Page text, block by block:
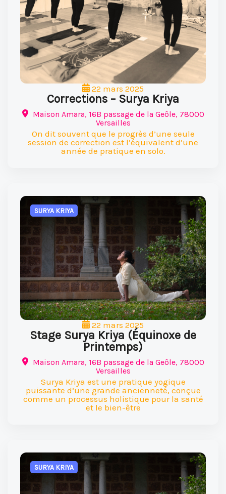
22 mars 2025
Corrections – Surya Kriya
Maison Amara, 16B passage de la Geôle, 78000
Versailles
On dit souvent que le progrès d’une seule
session de correction est l’équivalent d’une
année de pratique en solo.
SURYA KRIYA
22 mars 2025
Stage Surya Kriya (Équinoxe de
Printemps)
Maison Amara, 16B passage de la Geôle, 78000
Versailles
Surya Kriya est une pratique yogique
puissante d’une grande ancienneté, conçue
comme un processus holistique pour la santé
et le bien-être
SURYA KRIYA